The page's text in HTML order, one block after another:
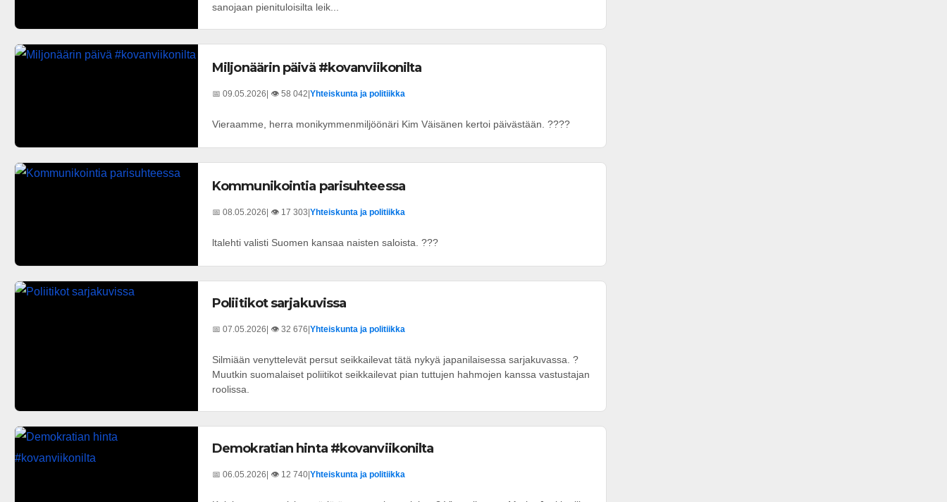
sanojaan pienituloisilta leik...
Miljonäärin päivä #kovanviikonilta
📅 09.05.2026 | 👁️ 58 042 Yhteiskunta ja politiikka
Vieraamme, herra monikymmenmiljöönäri Kim Väisänen kertoi päivästään. ????
Kommunikointia parisuhteessa
📅 08.05.2026 | 👁️ 17 303 Yhteiskunta ja politiikka
ltalehti valisti Suomen kansaa naisten saloista. ???
Poliitikot sarjakuvissa
📅 07.05.2026 | 👁️ 32 676 Yhteiskunta ja politiikka
Silmiään venyttelevät persut seikkailevat tätä nykyä japanilaisessa sarjakuvassa. ?
Muutkin suomalaiset poliitikot seikkailevat pian tuttujen hahmojen kanssa vastustajan
roolissa.
Demokratian hinta #kovanviikonilta
📅 06.05.2026 | 👁️ 12 740 Yhteiskunta ja politiikka